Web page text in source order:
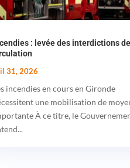
: levée des interdictions de
31, 2026
incendies en cours en Gironde
une mobilisation de
À ce titre, le